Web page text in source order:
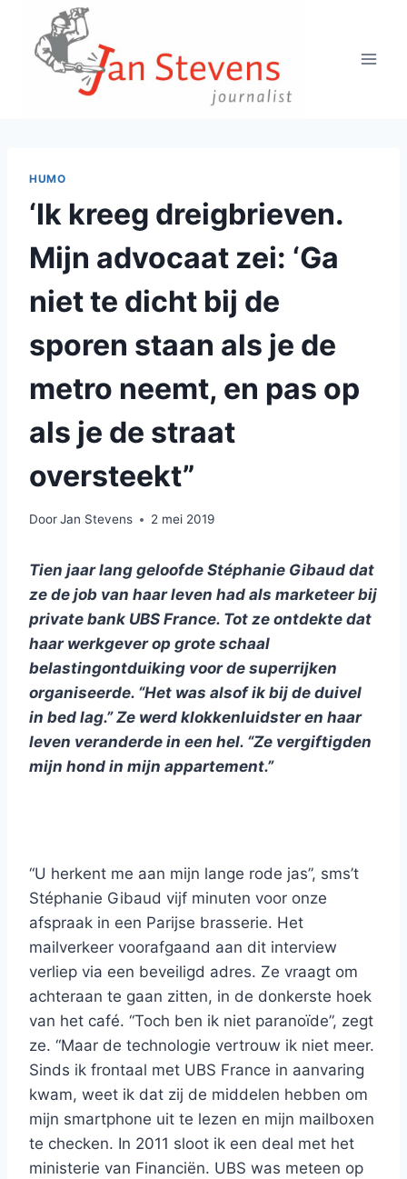
Doorgaan
inhoud
HUMO
‘Ik kreeg dreigbrieven.
Mijn advocaat zei: ‘Ga
niet te dicht bij de
sporen staan als je de
metro neemt, en pas op
als je de straat
oversteekt”
DoorJan Stevens 2 mei 2019
Tien jaar lang geloofde Stéphanie Gibaud dat
ze de job van haar leven had als marketeer bij
private bank UBS France. Tot ze ontdekte dat
haar werkgever op grote schaal
belastingontduiking voor de superrijken
organiseerde. “Het was alsof ik bij de duivel
in bed lag.” Ze werd klokkenluidster en haar
leven veranderde in een hel. “Ze vergiftigden
mijn hond in mijn appartement.”
“U herkent me aan mijn lange rode jas”, sms’t
Stéphanie Gibaud vijf minuten voor onze
afspraak in een Parijse brasserie. Het
mailverkeer voorafgaand aan dit interview
verliep via een beveiligd adres. Ze vraagt om
achteraan te gaan zitten, in de donkerste hoek
van het café. “Toch ben ik niet paranoïde”, zegt
ze. “Maar de technologie vertrouw ik niet meer.
Sinds ik frontaal met UBS France in aanvaring
kwam, weet ik dat zij de middelen hebben om
mijn smartphone uit te lezen en mijn mailboxen
te checken. In 2011 sloot ik een deal met het
ministerie van Financiën. UBS was meteen op